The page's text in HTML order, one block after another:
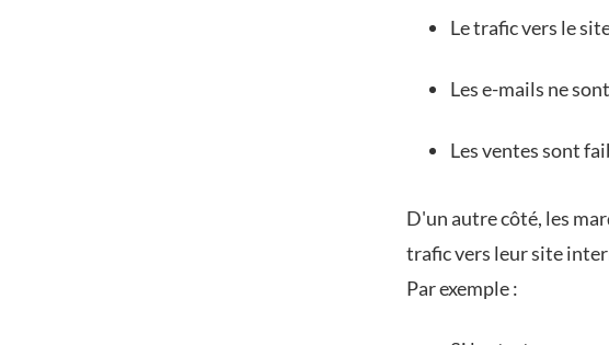
Le trafic vers le
Les e-mails ne
Les ventes sont
D'un autre côté, les
trafic vers leur site
Par exemple :